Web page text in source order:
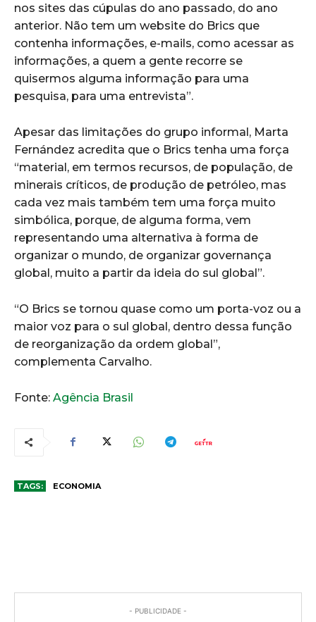
nos sites das cúpulas do ano passado, do ano
anterior. Não tem um website do Brics que
contenha informações, e-mails, como acessar as
informações, a quem a gente recorre se
quisermos alguma informação para uma
pesquisa, para uma entrevista”.
Apesar das limitações do grupo informal, Marta
Fernández acredita que o Brics tenha uma força
“material, em termos recursos, de população, de
minerais críticos, de produção de petróleo, mas
cada vez mais também tem uma força muito
simbólica, porque, de alguma forma, vem
representando uma alternativa à forma de
organizar o mundo, de organizar governança
global, muito a partir da ideia do sul global”.
“O Brics se tornou quase como um porta-voz ou a
maior voz para o sul global, dentro dessa função
de reorganização da ordem global”,
complementa Carvalho.
Fonte: Agência Brasil
TAGS: ECONOMIA
- PUBLICIDADE -